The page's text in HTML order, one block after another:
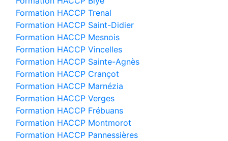
Formation HACCP Trenal
Formation HACCP Saint-Didier
Formation HACCP Mesnois
Formation HACCP Vincelles
Formation HACCP Sainte-Agnès
Formation HACCP Crançot
Formation HACCP Marnézia
Formation HACCP Verges
Formation HACCP Frébuans
Formation HACCP Montmorot
Formation HACCP Pannessières